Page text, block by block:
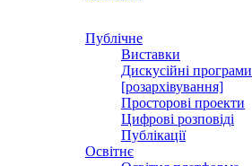
Публічне
Виставки
Дискусійні програми
[розархівування]
Просторові проекти
Цифрові розповіді
Публікації
Освітнє